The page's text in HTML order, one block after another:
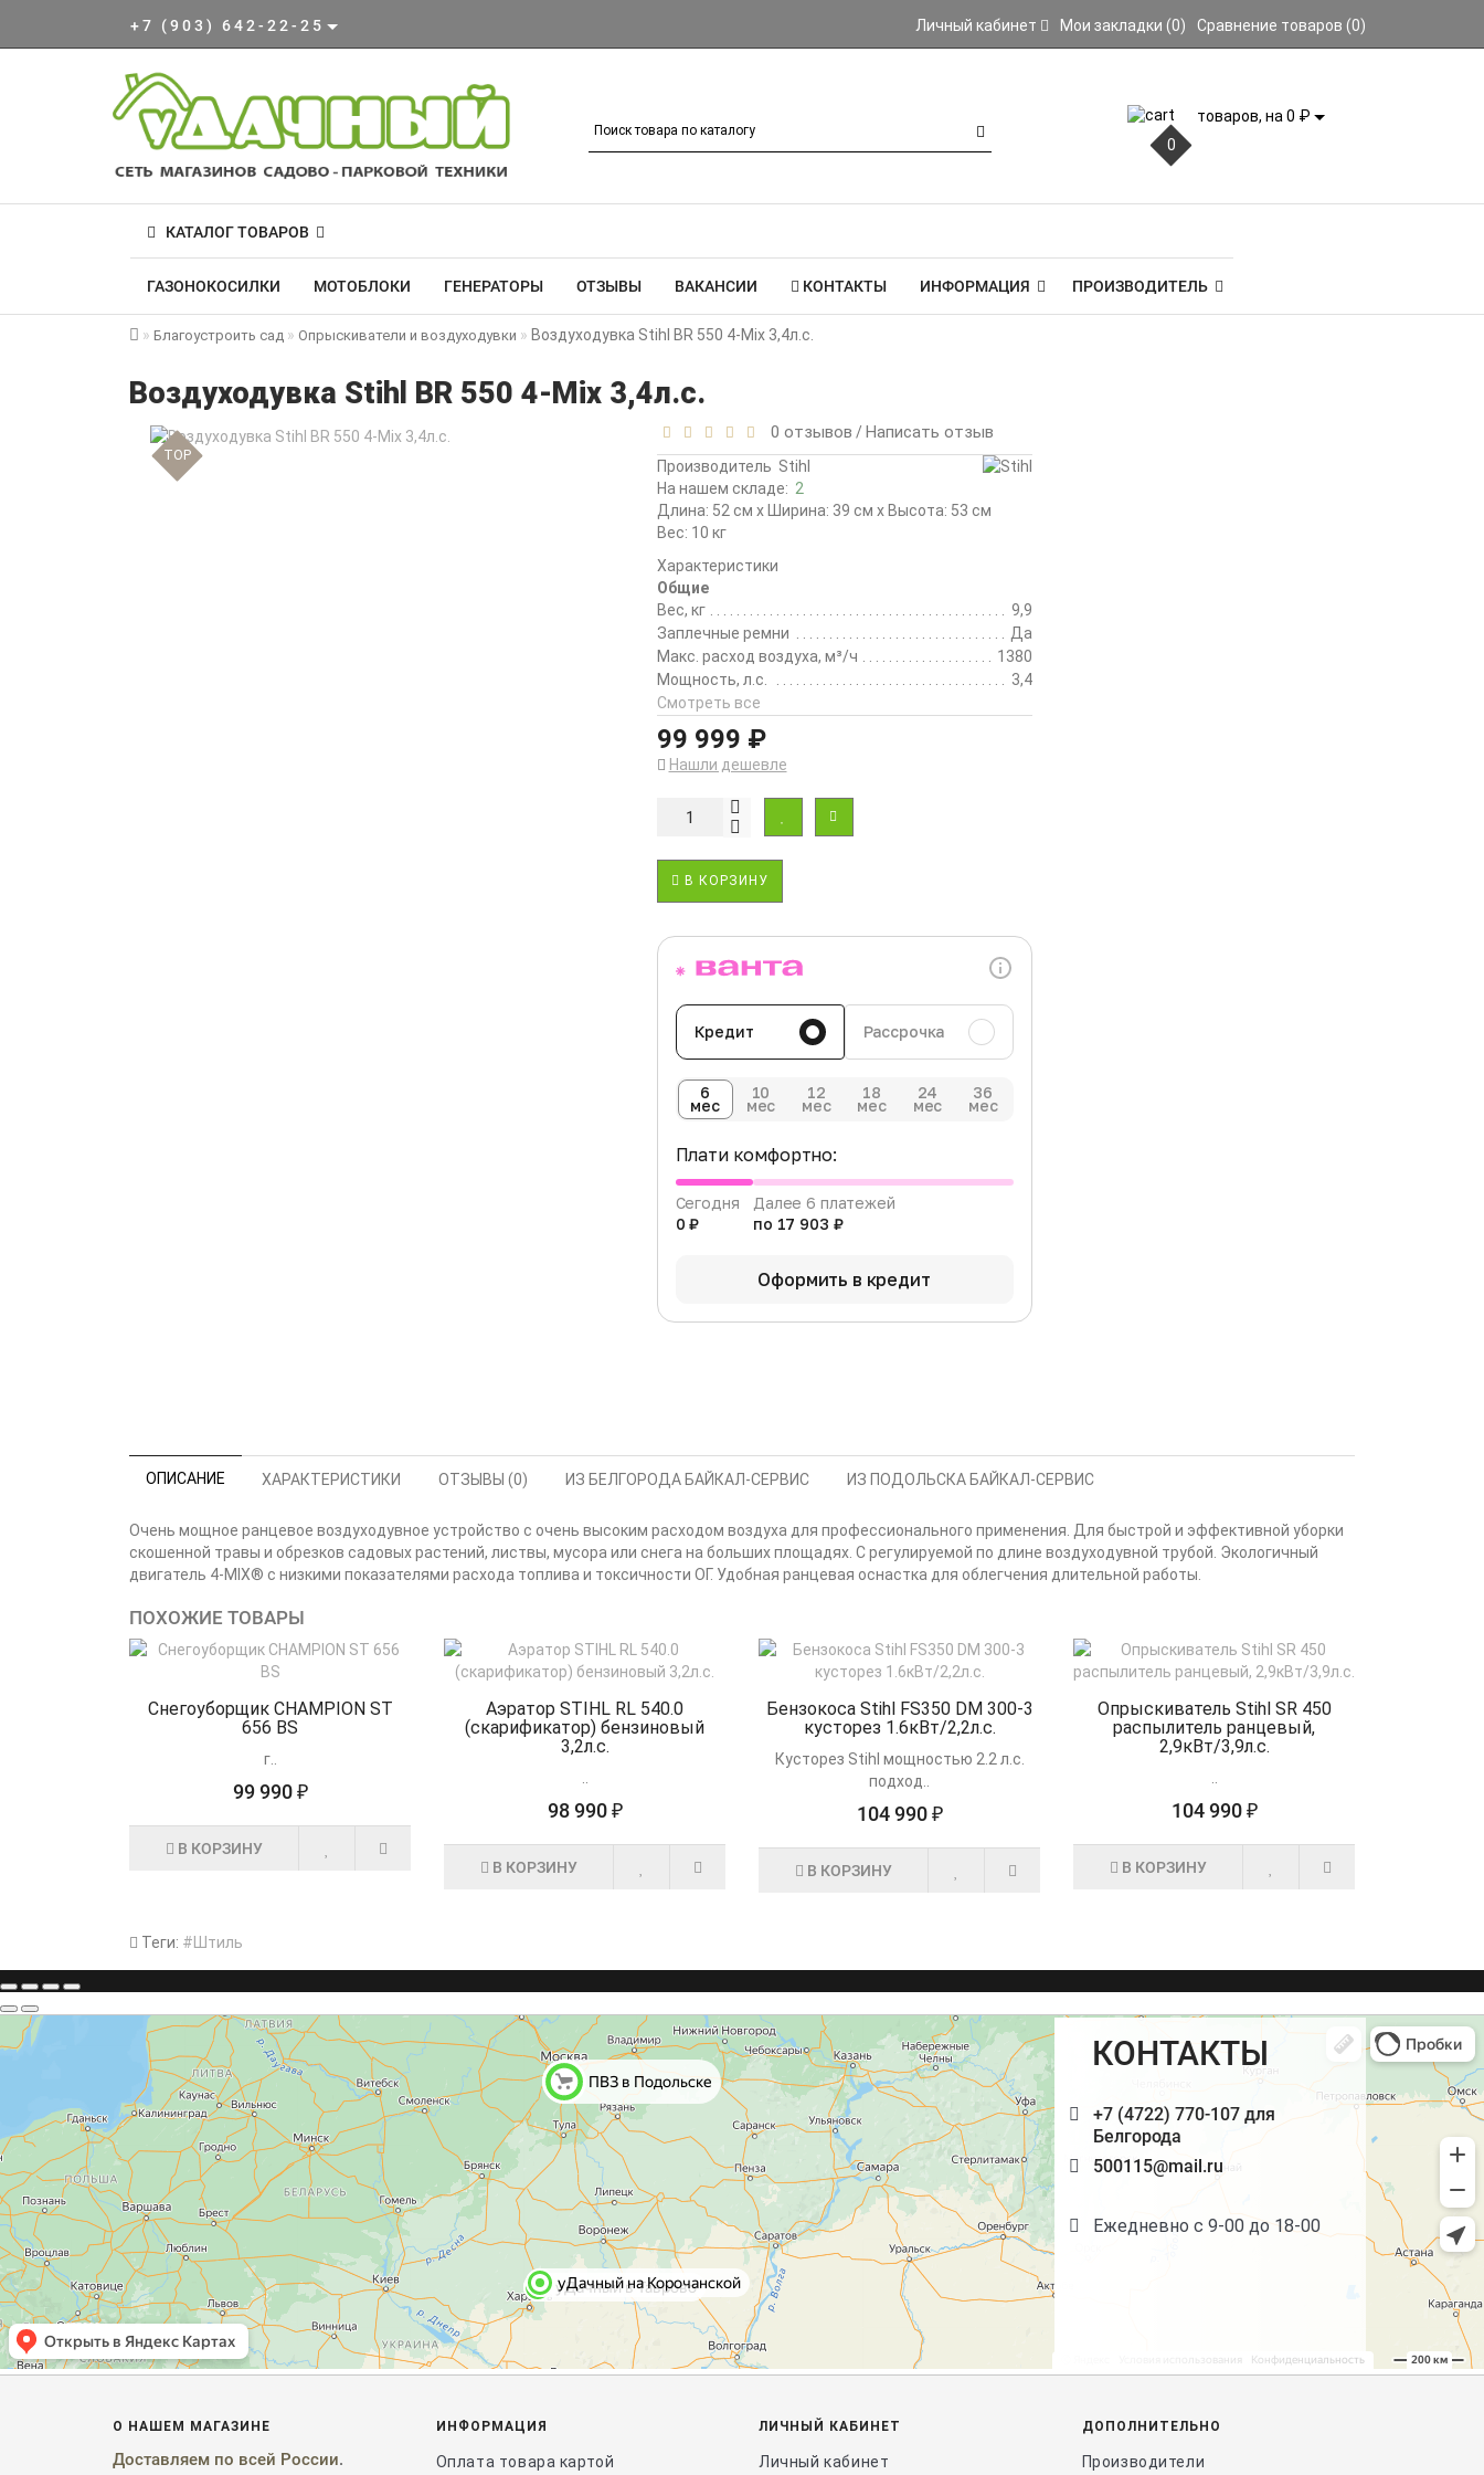
+7 (903) 642-22-25 Личный кабинет Мои закладки (0) Сравнение товаров (0)
0
товаров, на 0 ₽
КАТАЛОГ ТОВАРОВ
ГАЗОНОКОСИЛКИ МОТОБЛОКИ ГЕНЕРАТОРЫ ОТЗЫВЫ ВАКАНСИИ КОНТАКТЫ ИНФОРМАЦИЯ ПРОИЗВОДИТЕЛЬ
Благоустроить сад Опрыскиватели и воздуходувки Воздуходувка Stihl BR 550 4-Mix 3,4л.с.
Воздуходувка Stihl BR 550 4-Mix 3,4л.с.
TOP
0 отзывов / Написать отзыв
Производитель Stihl
На нашем складе: 2
Длина: 52 см x Ширина: 39 см x Высота: 53 см
Вес: 10 кг
Характеристики
Общие
Вес, кг
9,9
Заплечные ремни
Да
Макс. расход воздуха, м³/ч
1380
Мощность, л.с.
3,4
Смотреть все
99 999 ₽
Нашли дешевле
В КОРЗИНУ
Кредит Рассрочка
6
мес
10
мес
12
мес
18
мес
24
мес
36
мес
Плати комфортно:
Сегодня
0 ₽
Далее 6 платежей
по 17 903 ₽
Оформить в кредит
ОПИСАНИЕ ХАРАКТЕРИСТИКИ ОТЗЫВЫ (0) ИЗ БЕЛГОРОДА БАЙКАЛ-СЕРВИС ИЗ ПОДОЛЬСКА БАЙКАЛ-СЕРВИС
Очень мощное ранцевое воздуходувное устройство с очень высоким расходом воздуха для профессионального применения. Для быстрой и эффективной уборки
скошенной травы и обрезков садовых растений, листвы, мусора или снега на больших площадях. С регулируемой по длине воздуходувной трубой. Экологичный
двигатель 4-MIX® с низкими показателями расхода топлива и токсичности ОГ. Удобная ранцевая оснастка для облегчения длительной работы.
ПОХОЖИЕ ТОВАРЫ
Снегоуборщик CHAMPION ST
656 BS
г..
99 990 ₽
В КОРЗИНУ
Аэратор STIHL RL 540.0
(скарификатор) бензиновый
3,2л.с.
98 990 ₽
В КОРЗИНУ
Бензокоса Stihl FS350 DM 300-3
кусторез 1.6кВт/2,2л.с.
Кусторез Stihl мощностью 2.2 л.с.
подход..
104 990 ₽
В КОРЗИНУ
Опрыскиватель Stihl SR 450
распылитель ранцевый,
2,9кВт/3,9л.с.
104 990 ₽
В КОРЗИНУ
Теги: #Штиль
КОНТАКТЫ
+7 (4722) 770-107 для
Белгорода
500115@mail.ru
Ежедневно с 9-00 до 18-00
О НАШЕМ МАГАЗИНЕ
Доставляем по всей России.
ИНФОРМАЦИЯ
Оплата товара картой
ЛИЧНЫЙ КАБИНЕТ
Личный кабинет
ДОПОЛНИТЕЛЬНО
Производители